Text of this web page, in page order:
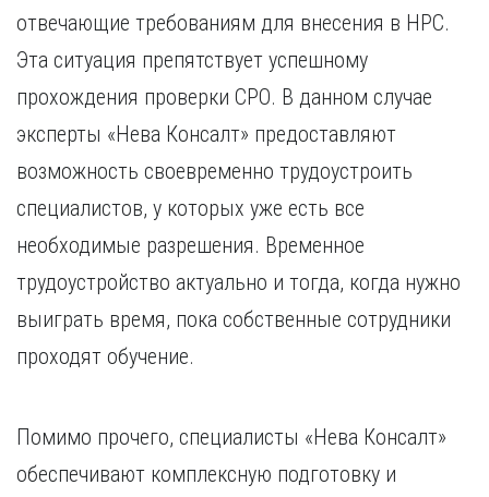
отвечающие требованиям для внесения в НРС.
Эта ситуация препятствует успешному
прохождения проверки СРО. В данном случае
эксперты «Нева Консалт» предоставляют
возможность своевременно трудоустроить
специалистов, у которых уже есть все
необходимые разрешения. Временное
трудоустройство актуально и тогда, когда нужно
выиграть время, пока собственные сотрудники
проходят обучение.
Помимо прочего, специалисты «Нева Консалт»
обеспечивают комплексную подготовку и